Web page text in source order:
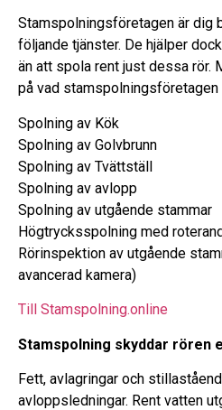
Stamspolningsföretagen är dig
följande tjänster. De hjälper
än att spola rent just dessa rör.
på vad stamspolningsföretagen
Spolning av Kök
Spolning av Golvbrunn
Spolning av Tvättställ
Spolning av avlopp
Spolning av utgående stammar
Högtrycksspolning med
Rörinspektion av utgående
avancerad kamera)
Till Stamspolning.online
Stamspolning skyddar rören
Fett, avlagringar och
avloppsledningar. Rent vatten